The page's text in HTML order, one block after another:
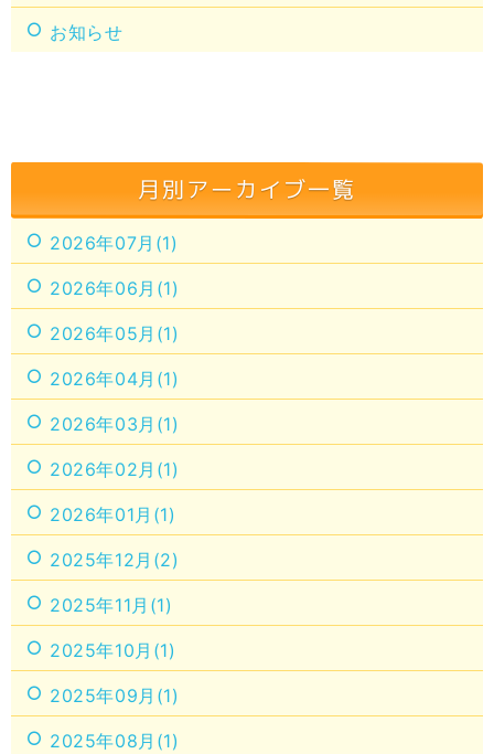
お知らせ
月別アーカイブ一覧
2026年07月(1)
2026年06月(1)
2026年05月(1)
2026年04月(1)
2026年03月(1)
2026年02月(1)
2026年01月(1)
2025年12月(2)
2025年11月(1)
2025年10月(1)
2025年09月(1)
2025年08月(1)